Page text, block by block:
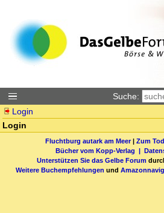
Suche:
Login
Login
Fluchtburg autark am Meer| Zum
Bücher vom Kopp-Verlag |
Unterstützen Sie das Gelbe Forum
Weitere Buchempfehlungen und